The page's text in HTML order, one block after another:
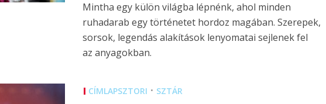
Mintha egy külön világba lépnénk, ahol minden
ruhadarab egy történetet hordoz magában. Szerepek,
sorsok, legendás alakítások lenyomatai sejlenek fel
az anyagokban.
CÍMLAPSZTORI • SZTÁR